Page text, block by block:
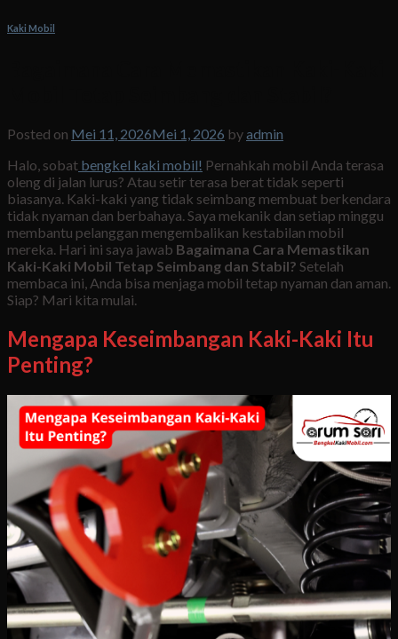
Kaki Mobil
Posted on Mei 11, 2026Mei 1, 2026 byadmin
Halo, sobat bengkel kaki mobil! Pernahkah mobil Anda terasa
oleng di jalan lurus? Atau setir terasa berat tidak seperti
biasanya. Kaki-kaki yang tidak seimbang membuat berkendara
tidak nyaman dan berbahaya. Saya mekanik dan setiap minggu
membantu pelanggan mengembalikan kestabilan mobil
mereka. Hari ini saya jawab Bagaimana Cara Memastikan
Kaki-Kaki Mobil Tetap Seimbang dan Stabil? Setelah
membaca ini, Anda bisa menjaga mobil tetap nyaman dan aman.
Siap? Mari kita mulai.
Mengapa Keseimbangan Kaki-Kaki Itu
Penting?